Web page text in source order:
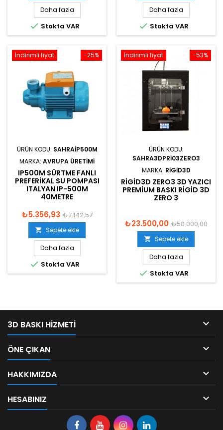
Daha fazla
 Stokta VAR
Daha fazla
 Stokta VAR
-25%
İndirimli fiyat
ÜRÜN KODU: SAHRAIP500M
MARKA: AVRUPA ÜRETIMI
IP500M SÜRTME FANLI
PREFERIKAL SU POMPASI
ITALYAN IP-500M
40METRE
₺5.356,93 ₺7.142,57
 Sepete ekle
Daha fazla
 Stokta VAR
-53%
İndirimli fiyat
ÜRÜN KODU:
SAHRA3DPRI03ZERO3
MARKA: RIGID3D
RIGID3D ZERO3 3D YAZICI
PREMIUM BASKI RIGID 3D
ZERO 3
₺23.500,00 ₺50.000,00
 Sepete ekle
Daha fazla
 Stokta VAR
3D BASKI HIZMETI 
ÖNE ÇIKAN 
HAKKIMIZDA 
HESABINIZ 